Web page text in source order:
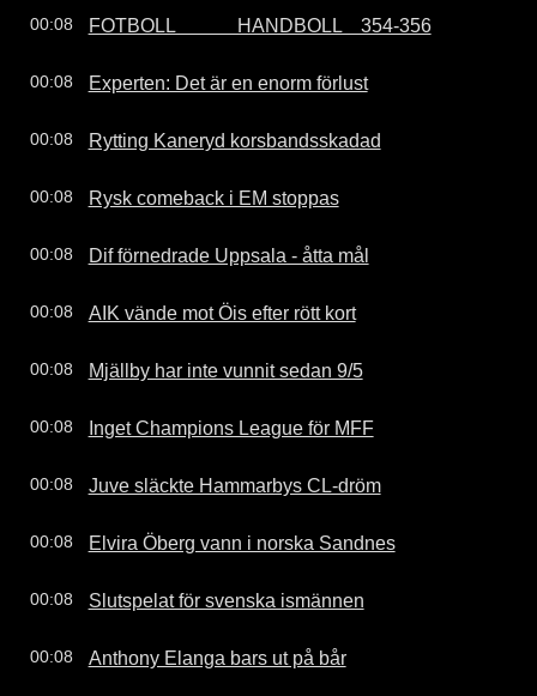
00:08 FOTBOLL             HANDBOLL    354-356
00:08 Experten: Det är en enorm förlust
00:08 Rytting Kaneryd korsbandsskadad
00:08 Rysk comeback i EM stoppas
00:08 Dif förnedrade Uppsala - åtta mål
00:08 AIK vände mot Öis efter rött kort
00:08 Mjällby har inte vunnit sedan 9/5
00:08 Inget Champions League för MFF
00:08 Juve släckte Hammarbys CL-dröm
00:08 Elvira Öberg vann i norska Sandnes
00:08 Slutspelat för svenska ismännen
00:08 Anthony Elanga bars ut på bår